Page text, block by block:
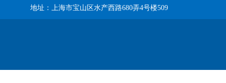
地址：上海市宝山区水产西路680弄4号楼509